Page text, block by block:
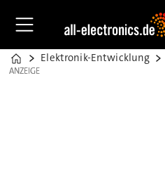
Home
Elektronik-Entwicklung
ANZEIGE
ANZEIGE